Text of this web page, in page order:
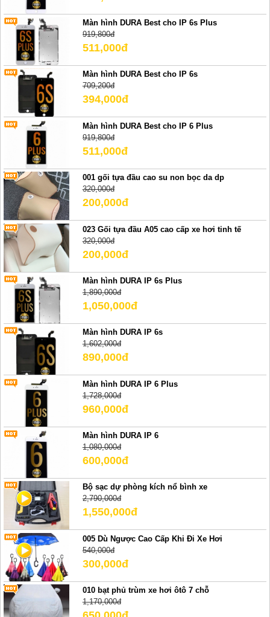
Màn hình DURA Best cho IP 6s Plus
919,800đ
511,000đ
Màn hình DURA Best cho IP 6s
709,200đ
394,000đ
Màn hình DURA Best cho IP 6 Plus
919,800đ
511,000đ
001 gối tựa đầu cao su non bọc da dp
320,000đ
200,000đ
023 Gối tựa đầu A05 cao cấp xe hơi tinh tế
320,000đ
200,000đ
Màn hình DURA IP 6s Plus
1,890,000đ
1,050,000đ
Màn hình DURA IP 6s
1,602,000đ
890,000đ
Màn hình DURA IP 6 Plus
1,728,000đ
960,000đ
Màn hình DURA IP 6
1,080,000đ
600,000đ
Bộ sạc dự phòng kích nổ bình xe
2,790,000đ
1,550,000đ
005 Dù Ngược Cao Cấp Khi Đi Xe Hơi
540,000đ
300,000đ
010 bạt phủ trùm xe hơi ôtô 7 chỗ
1,170,000đ